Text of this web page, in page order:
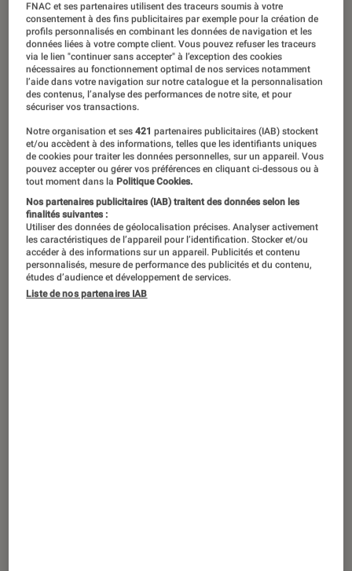
FNAC et ses partenaires utilisent des traceurs soumis à votre
consentement à des fins publicitaires par exemple pour la création de
profils personnalisés en combinant les données de navigation et les
données liées à votre compte client. Vous pouvez refuser les traceurs
via le lien "continuer sans accepter" à l’exception des cookies
nécessaires au fonctionnement optimal de nos services notamment
l’aide dans votre navigation sur notre catalogue et la personnalisation
des contenus, l’analyse des performances de notre site, et pour
sécuriser vos transactions.
Notre organisation et ses421 partenaires publicitaires (IAB) stockent
et/ou accèdent à des informations, telles que les identifiants uniques
de cookies pour traiter les données personnelles, sur un appareil. Vous
pouvez accepter ou gérer vos préférences en cliquant ci-dessous ou à
tout moment dans la Politique Cookies.
Nos partenaires publicitaires (IAB) traitent des données selon les
finalités suivantes :
Utiliser des données de géolocalisation précises. Analyser activement
les caractéristiques de l’appareil pour l’identification. Stocker et/ou
accéder à des informations sur un appareil. Publicités et contenu
personnalisés, mesure de performance des publicités et du contenu,
études d’audience et développement de services.
Liste de nos partenaires IAB